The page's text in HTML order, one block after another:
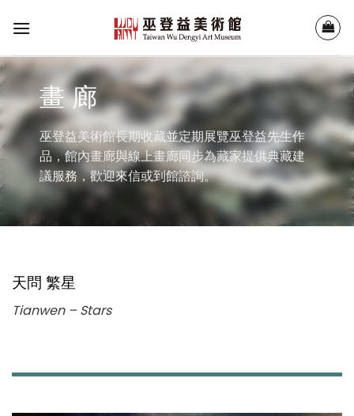
畫 廊
巫登益美術館長期收藏並定期展覽巫登益先生作
品，館內畫廊與線上畫廊同步為藏家提供典藏建
議服務，歡迎來信或到館諮詢。
天問 繁星
Tianwen – Stars